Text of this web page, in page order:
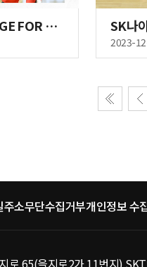
SK 나이츠, PLAY FOR US CHANGE FOR EARTH SK나
2023-
주소무단수집거부개인정보 수
로 65(을지로2가 11번지)